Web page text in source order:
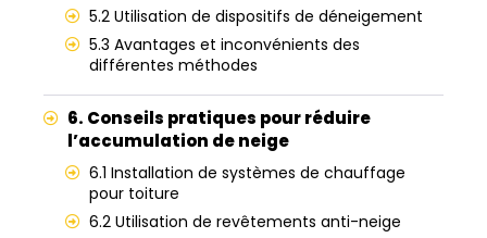
5.2 Utilisation de dispositifs de déneigement
5.3 Avantages et inconvénients des
différentes méthodes
6. Conseils pratiques pour réduire
l’accumulation de neige
6.1 Installation de systèmes de chauffage
pour toiture
6.2 Utilisation de revêtements anti-neige